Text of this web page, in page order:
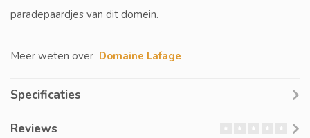
paradepaardjes van dit domein.
Meer weten over Domaine Lafage
Specificaties
Reviews